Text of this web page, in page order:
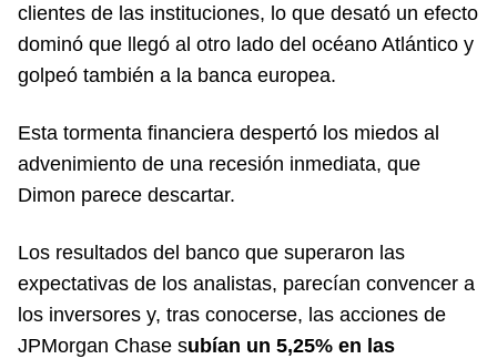
clientes de las instituciones, lo que desató un efecto
dominó que llegó al otro lado del océano Atlántico y
golpeó también a la banca europea.
Esta tormenta financiera despertó los miedos al
advenimiento de una recesión inmediata, que
Dimon parece descartar.
Los resultados del banco que superaron las
expectativas de los analistas, parecían convencer a
los inversores y, tras conocerse, las acciones de
JPMorgan Chase subían un 5,25% en las